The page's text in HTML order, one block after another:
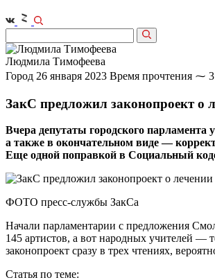
Людмила Тимофеева
Город 26 января 2023 Время прочтения ⁓
ЗакС предложил законопроект о
Вчера депутаты городского
а также в окончательном виде —
Еще одной поправкой в Социальный
ФОТО пресс-службы ЗакСа
Начали парламентарии с предложения
145 артистов, а вот народных учителей —
законопроект сразу в трех чтениях,
Статья по теме: